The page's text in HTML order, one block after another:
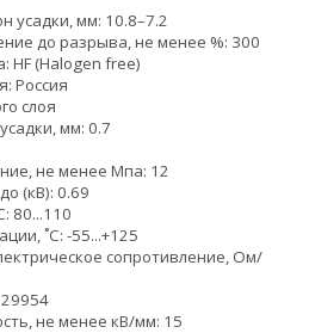
усадки, мм: 10.8–7.2
до разрыва, не менее %: 300
HF (Halogen free)
Россия
слоя
мм: 0.7
не менее Мпа: 12
(кВ): 0.69
80...110
˚С: -55...+125
сопротивление, Ом/
не менее кВ/мм: 15